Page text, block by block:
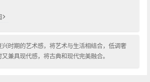
兴时期的艺术感，将艺术与生活相结合，低调奢
兼具现代感，将古典和现代完美融合。